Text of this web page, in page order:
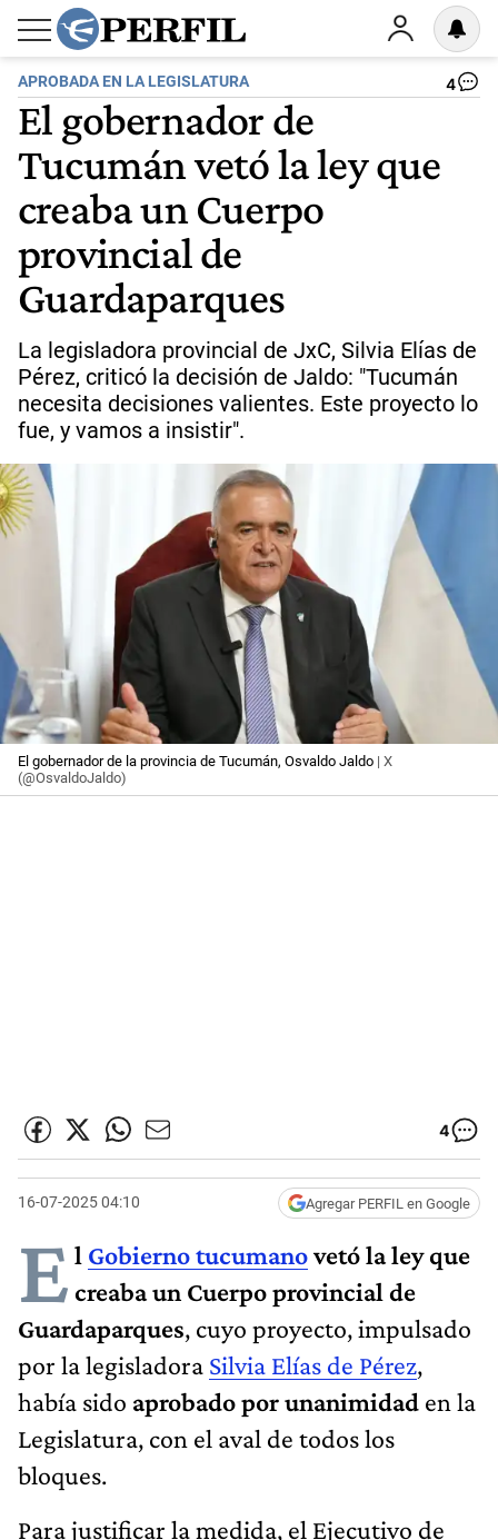
APROBADA EN LA LEGISLATURA 4
El gobernador de
Tucumán vetó la ley que
creaba un Cuerpo
provincial de
Guardaparques
La legisladora provincial de JxC, Silvia Elías de
Pérez, criticó la decisión de Jaldo: "Tucumán
necesita decisiones valientes. Este proyecto lo
fue, y vamos a insistir".
El gobernador de la provincia de Tucumán, Osvaldo Jaldo | X
(@OsvaldoJaldo)
4
16-07-2025 04:10 Agregar PERFIL en Google
E l Gobierno tucumanovetó la ley que
creaba un Cuerpo provincial de
Guardaparques, cuyo proyecto, impulsado
por la legisladora Silvia Elías de Pérez,
había sido aprobado por unanimidad en la
Legislatura, con el aval de todos los
bloques.
Para justificar la medida, el Ejecutivo de